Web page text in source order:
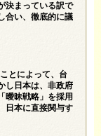
決まっている訳で
合い、徹底的に議
とによって、台
し日本は、非政府
曖昧戦略」を採用
日本に直接関与す